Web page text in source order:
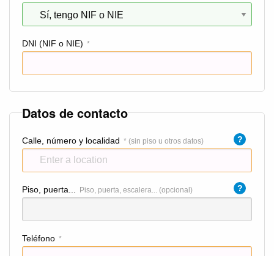
DNI (NIF o NIE) *
Datos de contacto
Calle, número y localidad * (sin piso u otros datos) ?
Piso, puerta... Piso, puerta, escalera... (opcional) ?
Teléfono *